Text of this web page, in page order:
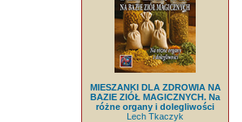
MIESZANKI DLA ZDROWIA NA
BAZIE ZIÓŁ MAGICZNYCH. Na
różne organy i dolegliwości
Lech Tkaczyk